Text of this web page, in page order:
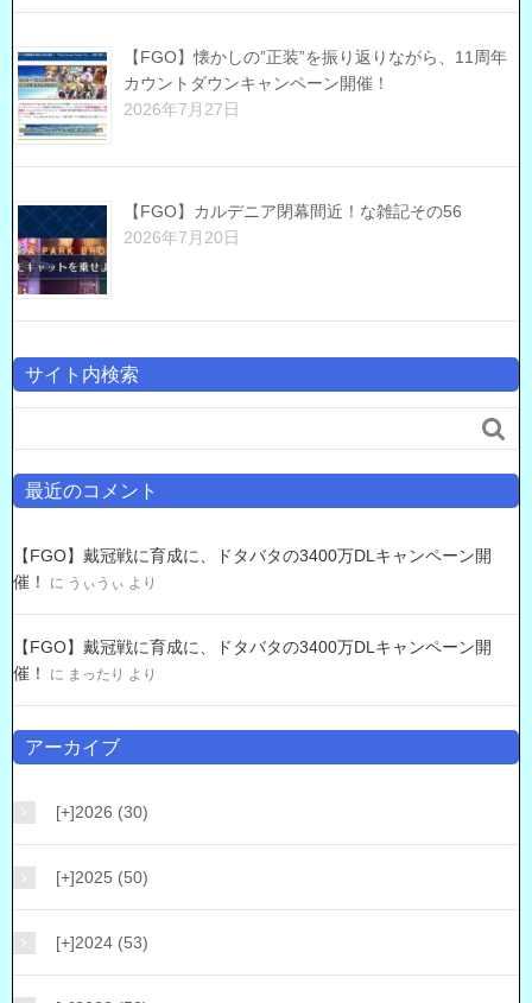
【FGO】懐かしの”正装”を振り返りながら、11周年
カウントダウンキャンペーン開催！
2026年7月27日
【FGO】カルデニア閉幕間近！な雑記その56
2026年7月20日
サイト内検索

最近のコメント
【FGO】戴冠戦に育成に、ドタバタの3400万DLキャンペーン開
催！
に うぃうぃ より
【FGO】戴冠戦に育成に、ドタバタの3400万DLキャンペーン開
催！
に まったり より
アーカイブ
[+]2026 (30)
[+]2025 (50)
[+]2024 (53)